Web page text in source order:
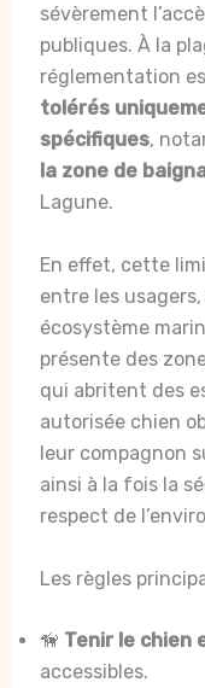
sévèrement
publiques. À la
réglementation
tolérés
spécifiques,
la zone de
Lagune.
En effet, cette
entre les
écosystème
présente des
qui abritent des
autorisée chien
leur compagnon
ainsi à la fois la
respect de
Les règles
🦮 Tenir le chien
accessibles.